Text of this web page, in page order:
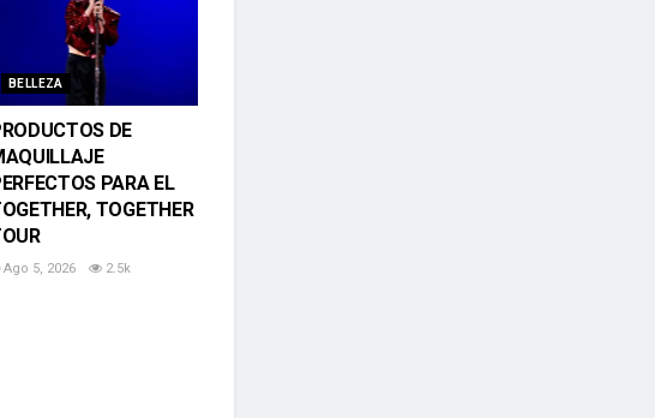
BELLEZA
DE
PARA EL
TOGETHER
Ago 5, 2026 2.5k